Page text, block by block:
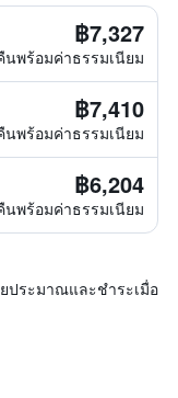
฿7,327
นพร้อมค่าธรรมเนียม
฿7,410
นพร้อมค่าธรรมเนียม
฿6,204
นพร้อมค่าธรรมเนียม
ประมาณและชำระเมื่อ